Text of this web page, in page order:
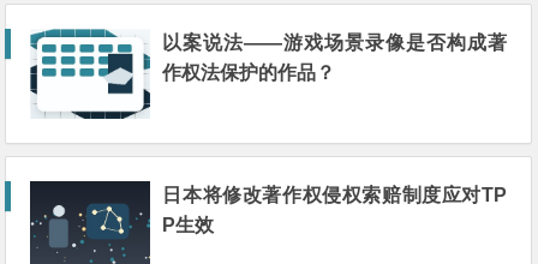
以案说法——游戏场景录像是否构成著
作权法保护的作品？
日本将修改著作权侵权索赔制度应对TP
P生效